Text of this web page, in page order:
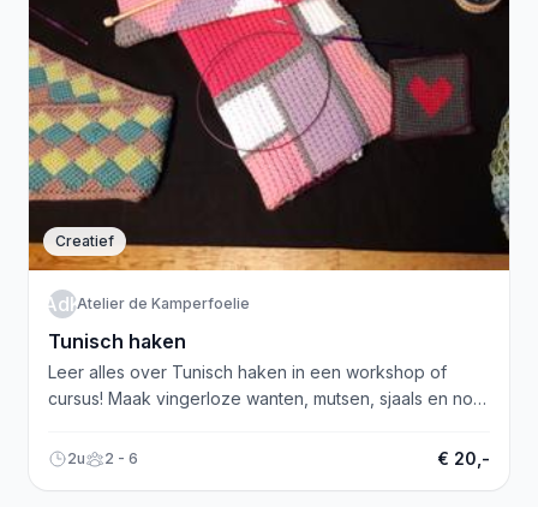
Creatief
AdKAtelier de Kamperfoelie
Tunisch haken
Leer alles over Tunisch haken in een workshop of
cursus! Maak vingerloze wanten, mutsen, sjaals en nog
2u 2 - 6 € 20,-